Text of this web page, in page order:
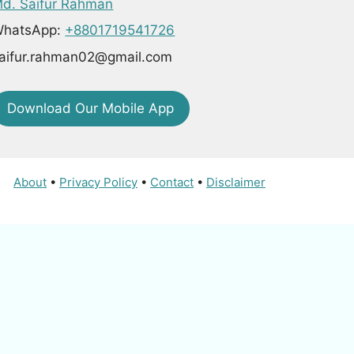
Saifur Rahman
+8801719541726
Download Our Mobile App
About • Privacy Policy • Contact • Disclaimer